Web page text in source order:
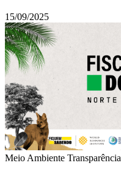
15/09/2025
Meio Ambiente Transparência